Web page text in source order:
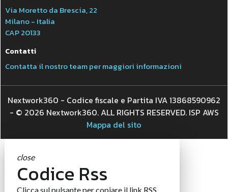
Via Moretto da Brescia, 22
Milano - Italia
CAP 20133
Contatti
Contatta il nostro team per maggiori informazioni
Nextwork360 - Codice fiscale e Partita IVA 13868590962
- © 2026 Nextwork360. ALL RIGHTS RESERVED. ISP AWS
Mappa del sito
close
Codice Rss
Clicca sul pulsante per copiare il link RSS